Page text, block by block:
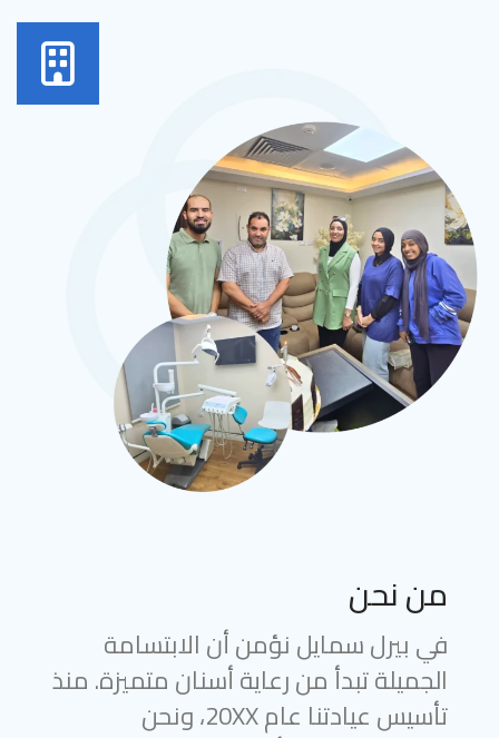
من نحن
في بيرل سمايل نؤمن أن الابتسامة
الجميلة تبدأ من رعاية أسنان متميزة. منذ
تأسيس عيادتنا عام 20XX، ونحن